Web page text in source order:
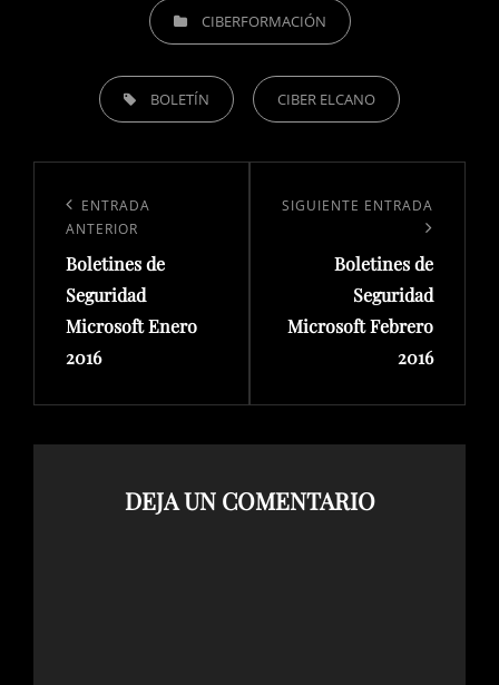
CATEGORÍASCIBERFORMACIÓN
ETIQUETAS,BOLETÍN CIBER ELCANO
entradas
Entrada
ENTRADA
ANTERIOR
Boletines de
Seguridad
Microsoft Enero
2016
Siguiente
SIGUIENTE ENTRADA
Boletines de
Seguridad
Microsoft Febrero
2016
DEJA UN COMENTARIO